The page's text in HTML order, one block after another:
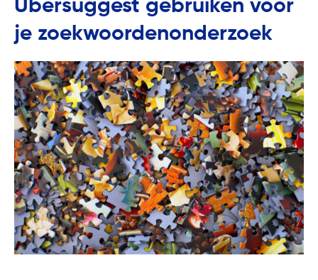
Ubersuggest gebruiken voor
je zoekwoordenonderzoek